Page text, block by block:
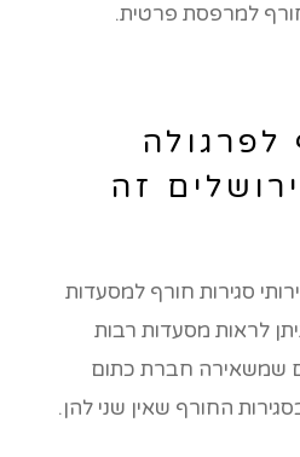
למרפסת פרטית.
לפרגולה
זה
סגירות חורף למסעדות
לראות מסעדות רבות
שמשאירה חברת כתום
החורף שאין שני להן.